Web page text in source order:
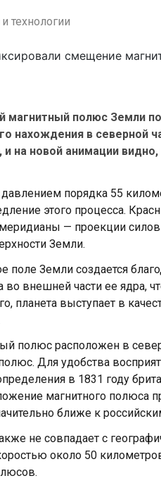
технологии
магнитный полюс Земли
нахождения в северной
на новой анимации
порядка 55
этого процесса.
— проекции
Земли.
поле Земли создается
внешней части ее ядра,
планета выступает в
полюс расположен в
Для удобства
в 1831 году
магнитного полюса
ближе к
не совпадает с
около 50